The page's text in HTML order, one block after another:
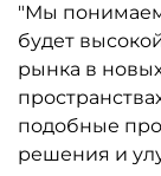
"Мы
будет
рынка в
подобные
решения и